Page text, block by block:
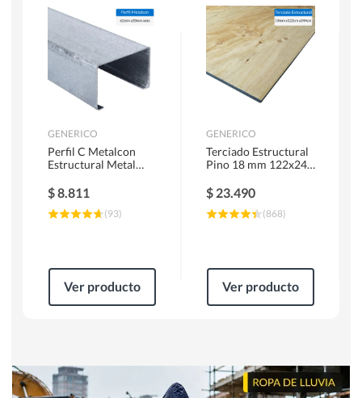
Herramientas Manuales
Sierras Circulares
GENERICO
Perfil C Metalcon
Estructural Metal
$8.811
(93)
Ver producto
GENERICO
Terciado Estructural
Pino 18 mm 122x244
$ 23.490
(868)
Ver producto